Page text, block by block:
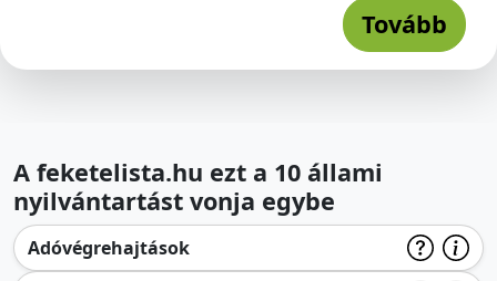
Tovább
A feketelista.hu ezt a 10 állami
nyilvántartást vonja egybe
Adóvégrehajtások